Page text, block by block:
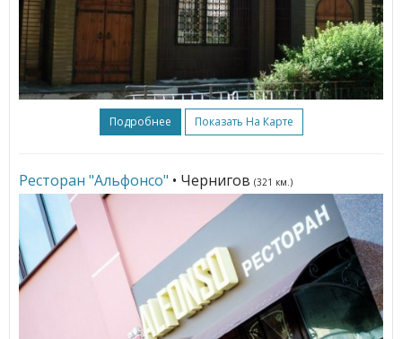
Подробнее Показать На Карте
Ресторан "Альфонсо" • Чернигов (321 км.)